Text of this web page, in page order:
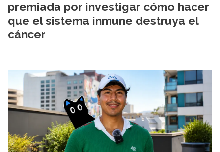
premiada por investigar cómo hacer
que el sistema inmune destruya el
cáncer